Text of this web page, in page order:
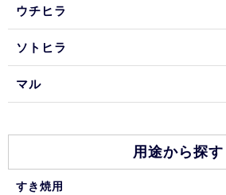
ウチヒラ
ソトヒラ
マル
用途から探す
すき焼用